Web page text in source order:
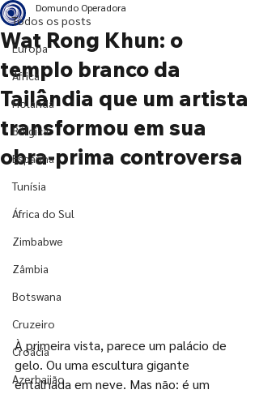
Todos os posts
Europa
África
Holanda
Bélgica
Espanha
Tunísia
África do Sul
Zimbabwe
Zâmbia
Botswana
Cruzeiro
Croácia
Azerbaijão
Wat Rong Khun: o
templo branco da
Tailândia que um artista
transformou em sua
obra-prima controversa
Domundo Operadora
À primeira vista, parece um palácio de
gelo. Ou uma escultura gigante
entalhada em neve. Mas não: é um